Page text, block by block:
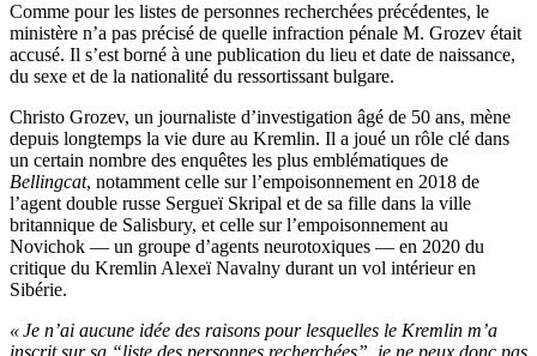
Comme pour les listes de personnes recherchées précédentes, le
ministère n’a pas précisé de quelle infraction pénale M. Grozev était
accusé. Il s’est borné à une publication du lieu et date de naissance,
du sexe et de la nationalité du ressortissant bulgare.
Christo Grozev, un journaliste d’investigation âgé de 50 ans, mène
depuis longtemps la vie dure au Kremlin. Il a joué un rôle clé dans
un certain nombre des enquêtes les plus emblématiques de
Bellingcat, notamment celle sur l’empoisonnement en 2018 de
l’agent double russe Sergueï Skripal et de sa fille dans la ville
britannique de Salisbury, et celle sur l’empoisonnement au
Novichok — un groupe d’agents neurotoxiques — en 2020 du
critique du Kremlin Alexeï Navalny durant un vol intérieur en
Sibérie.
« Je n’ai aucune idée des raisons pour lesquelles le Kremlin m’a